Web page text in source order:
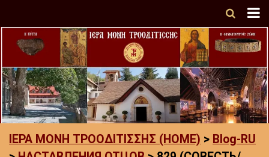
ΙΕΡΑ ΜΟΝΗ ΤΡΟΟΔΙΤΙΣΣΗΣ (HOME) > Blog-RU